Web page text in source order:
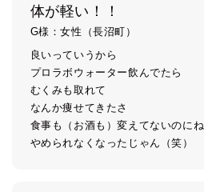
体が軽い！！
G様：女性（長沼町）
良いっていうから
プロラボウォーター飲んでたら
むくみも取れて
なんか痩せてきたさ
食事も（お酒も）変えてないのにね
やめられなくなったじゃん（笑）